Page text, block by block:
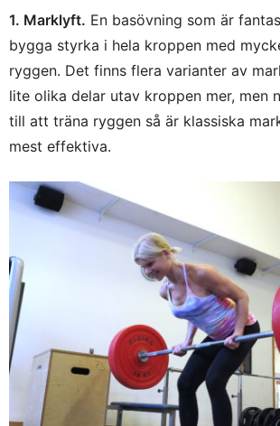
1. Marklyft. En basövning som är
bygga styrka i hela kroppen med
ryggen. Det finns flera varianter av
lite olika delar utav kroppen mer, men
till att träna ryggen så är klassiska
mest effektiva.